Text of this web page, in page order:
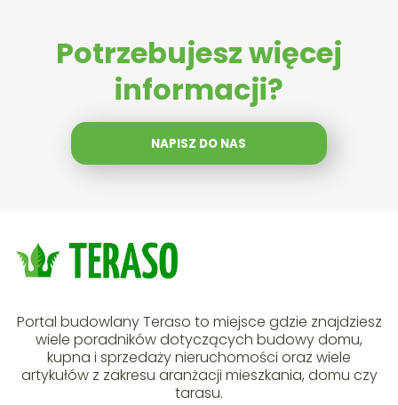
Potrzebujesz więcej
informacji?
NAPISZ DO NAS
Portal budowlany Teraso to miejsce gdzie znajdziesz
wiele poradników dotyczących budowy domu,
kupna i sprzedaży nieruchomości oraz wiele
artykułów z zakresu aranżacji mieszkania, domu czy
tarasu.